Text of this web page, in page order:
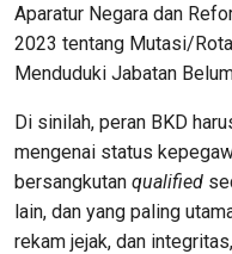
Aparatur Negara dan
2023 tentang Mutasi/
Menduduki Jabatan
Di sinilah, peran BKD
mengenai status
bersangkutan qualified
lain, dan yang paling
rekam jejak, dan